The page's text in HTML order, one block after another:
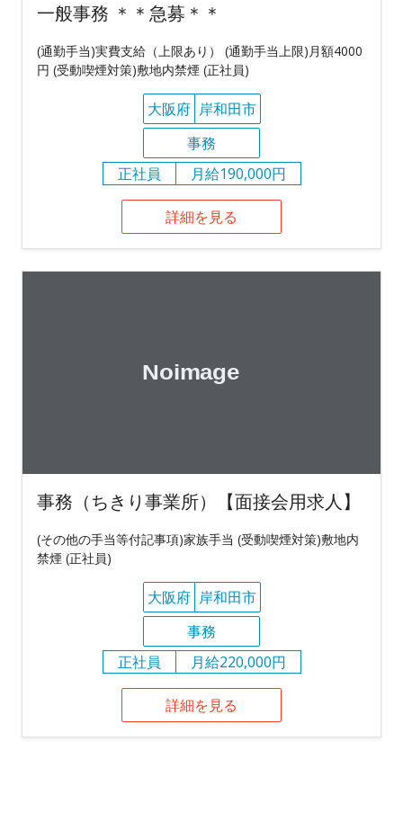
一般事務 ＊＊急募＊＊
(通勤手当)実費支給（上限あり） (通勤手当上限)月額4000
円 (受動喫煙対策)敷地内禁煙 (正社員)
大阪府 岸和田市
事務
正社員
月給190,000円
詳細を見る
事務（ちきり事業所）【面接会用求人】
(その他の手当等付記事項)家族手当 (受動喫煙対策)敷地内
禁煙 (正社員)
大阪府 岸和田市
事務
正社員
月給220,000円
詳細を見る